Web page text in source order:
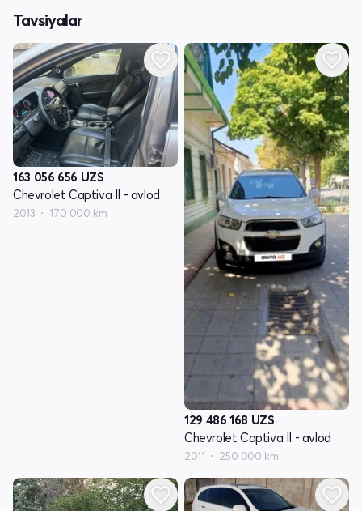
Tavsiyalar
163 056 656 UZS
Chevrolet Captiva II - avlod
2013 170 000 km
129 486 168 UZS
Chevrolet Captiva II - avlod
2011 250 000 km